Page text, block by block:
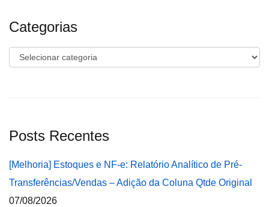
Categorias
Categorias
Posts Recentes
[Melhoria] Estoques e NF-e: Relatório Analítico de Pré-
Transferências/Vendas – Adição da Coluna Qtde Original
07/08/2026